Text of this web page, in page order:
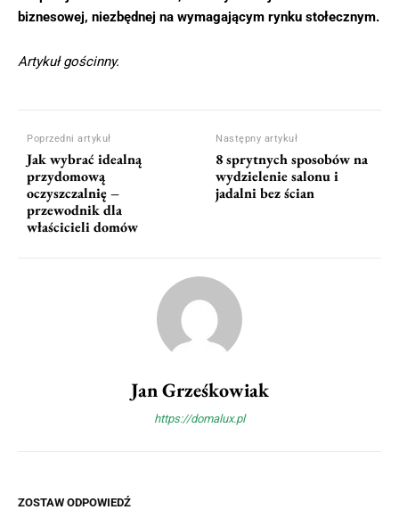
biznesowej, niezbędnej na wymagającym rynku stołecznym.
Artykuł gościnny.
Poprzedni artykuł
Jak wybrać idealną
przydomową
oczyszczalnię –
przewodnik dla
właścicieli domów
Następny artykuł
8 sprytnych sposobów na
wydzielenie salonu i
jadalni bez ścian
Jan Grześkowiak
https://domalux.pl
ZOSTAW ODPOWIEDŹ